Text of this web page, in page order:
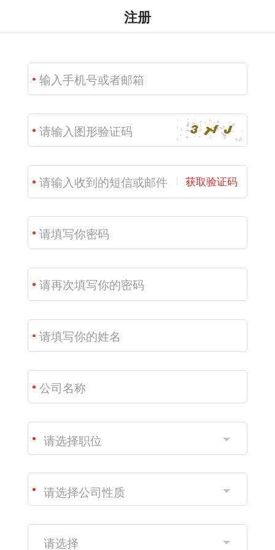
注册
获取验证码